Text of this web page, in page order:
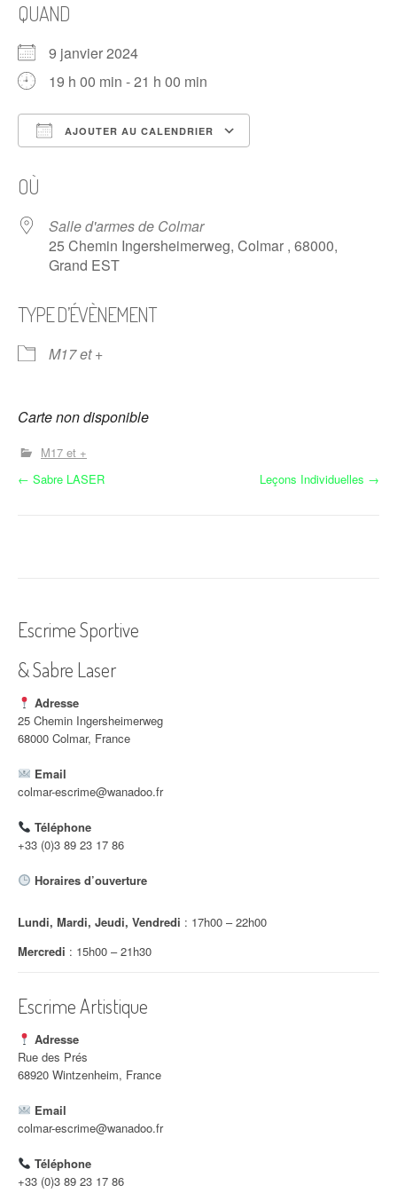
QUAND
9 janvier 2024
19 h 00 min - 21 h 00 min
AJOUTER AU CALENDRIER
OÙ
Salle d'armes de Colmar
25 Chemin Ingersheimerweg, Colmar , 68000,
Grand EST
TYPE D’ÉVÈNEMENT
M17 et +
Carte non disponible
M17 et +
N
g
a
t
i
o
n
d
'
a
t
i
c
l
e
← Sabre LASER Leçons Individuelles →
Escrime Sportive
& Sabre Laser
Adresse
25 Chemin Ingersheimerweg
68000 Colmar, France
Email
colmar-escrime@wanadoo.fr
Téléphone
+33 (0)3 89 23 17 86
Horaires d’ouverture
Lundi, Mardi, Jeudi, Vendredi : 17h00 – 22h00
Mercredi : 15h00 – 21h30
Escrime Artistique
Adresse
Rue des Prés
68920 Wintzenheim, France
Email
colmar-escrime@wanadoo.fr
Téléphone
+33 (0)3 89 23 17 86